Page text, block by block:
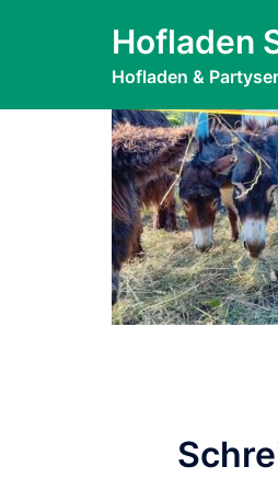
Hofladen
Hofladen &
IMG-